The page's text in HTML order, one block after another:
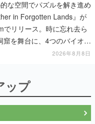
な空間でパズルを解き進め
in Forgotten Lands』が
でリリース。時に忘れ去ら
窟を舞台に、4つのバイオー
2026年8月8日
ップ